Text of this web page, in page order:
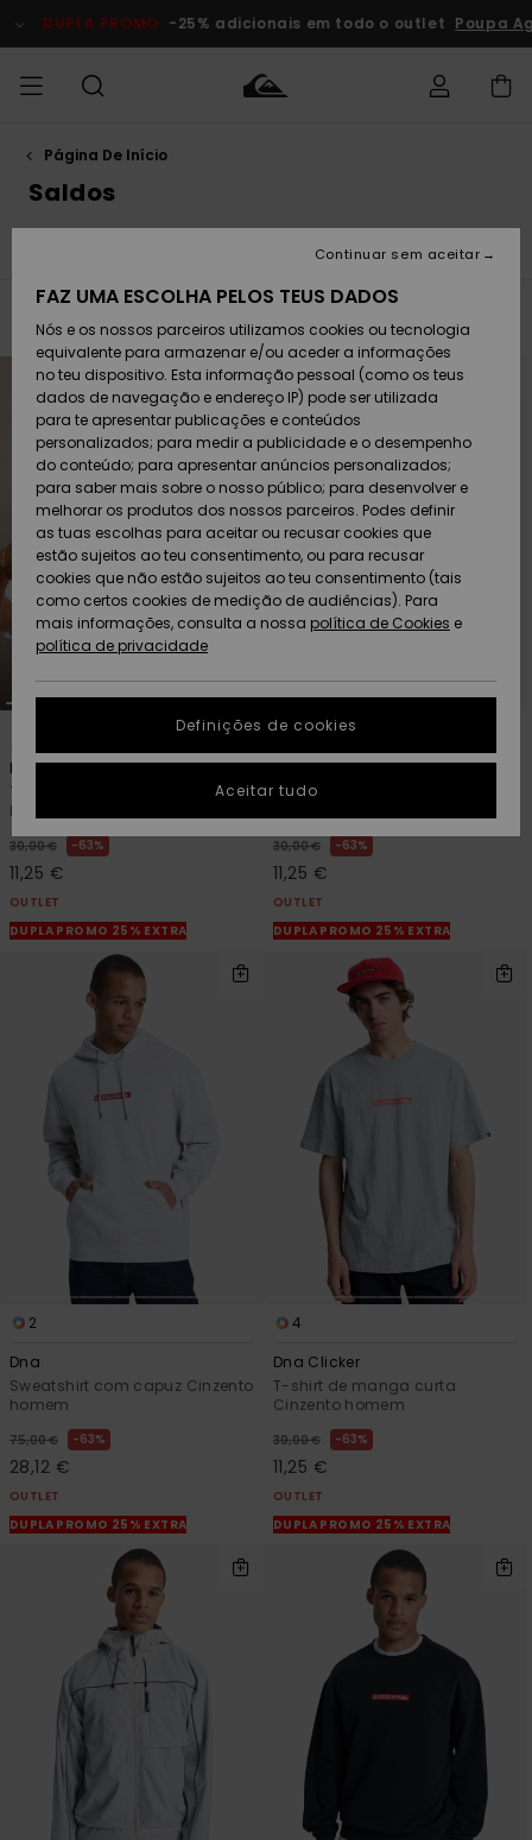
da
produtos
PROMO -25% adicionais em todo o outlet Poupa Agora
HOMEM
Calçado e
chinelos
Surfe/água
Snow
Artigos
recém-
chegados
Coleções
MENINO
Calçado e
chinelos
Surfe/água
Neve
Artigos
recém-
chegados
Highlights
MULHER
chegados
Highlights
Snow
SURF
Crianças
Highlights
Community
SNOW
Artigos
Criança
Snow Shop
Feminino
Highlights
Community
DUPLA
PROMO
Criança
Outlet
Mulher
AJUDA
Devoluções
Pagamento
Cartão
presente
Quiksilver
Freedom
Protecção de
dados
Guia de
tamanhos
conversa para
obteres a
resposta mais
Iniciar uma
Encontra
SUSTAINABILITY
PRESENTE
LISTA DE
DESEJO
Página De Início
Saldos
Saldos Criança Saldos Mulher
Avançar
procurar
critérios
filtragem
Avançar
ordenar
Dna Clicker
T-shirt de manga curta Branco
homem
30,00 € 63%
11,25 €
OUTLET
DUPLA PROMO 25% EXTRA
4
EV Starfish Stamp
T-shirt de manga curta Branco
30,00 € 63%
11,25 €
OUTLET
DUPLA PROMO 25% EXTRA
2
Dna
Sweatshirt com capuz Cinzento
homem
75,00 € 63%
28,12 €
OUTLET
DUPLA PROMO 25% EXTRA
4
Dna Clicker
T-shirt de manga curta
Cinzento homem
30,00 € 63%
11,25 €
OUTLET
DUPLA PROMO 25% EXTRA
FAZ UMA ESCOLHA PELOS TEUS DADOS
Nós e os nossos parceiros utilizamos cookies ou tecnologia
equivalente para armazenar e/ou aceder a informações
no teu dispositivo. Esta informação pessoal (como os teus
dados de navegação e endereço IP) pode ser utilizada
para te apresentar publicações e conteúdos
personalizados; para medir a publicidade e o desempenho
do conteúdo; para apresentar anúncios personalizados;
para saber mais sobre o nosso público; para desenvolver e
melhorar os produtos dos nossos parceiros. Podes definir
as tuas escolhas para aceitar ou recusar cookies que
estão sujeitos ao teu consentimento, ou para recusar
cookies que não estão sujeitos ao teu consentimento (tais
como certos cookies de medição de audiências). Para
mais informações, consulta a nossa política de Cookies e
política de privacidade
Definições de cookies
Continuar sem aceitar
Aceitar tudo